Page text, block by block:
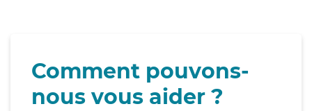
Comment pouvons-
nous vous aider ?